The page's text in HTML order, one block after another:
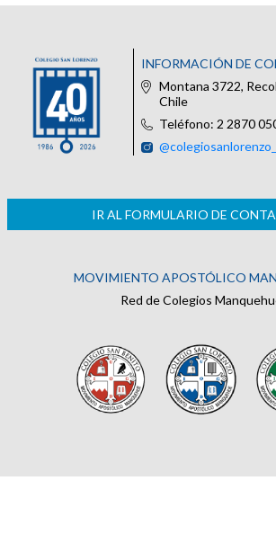
INFORMACIÓN DE
Montana 3722,
Chile
Teléfono: 2 2870
IR AL FORMULARIO DE
MOVIMIENTO APOSTÓLICO
Red de Colegios